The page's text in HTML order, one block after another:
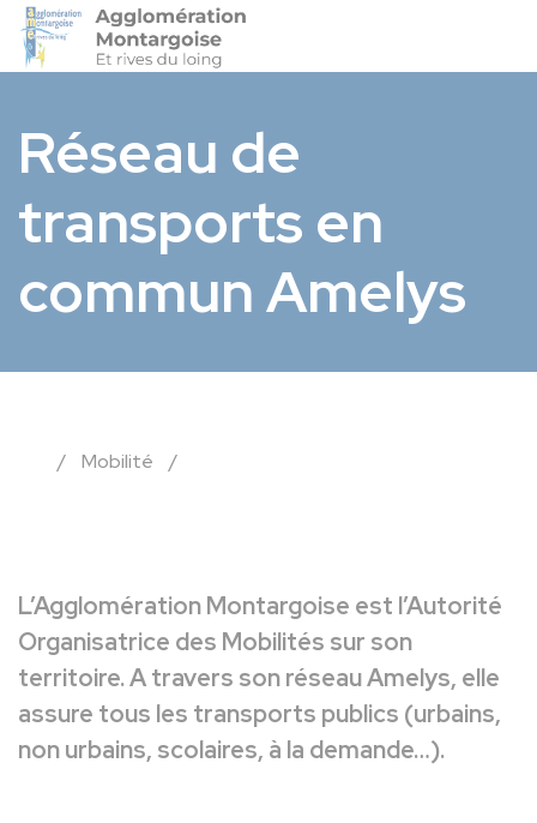
Réseau de
transports en
commun Amelys
/ Mobilité /
L’Agglomération Montargoise est l’Autorité
Organisatrice des Mobilités sur son
territoire. A travers son réseau Amelys, elle
assure tous les transports publics (urbains,
non urbains, scolaires, à la demande…).